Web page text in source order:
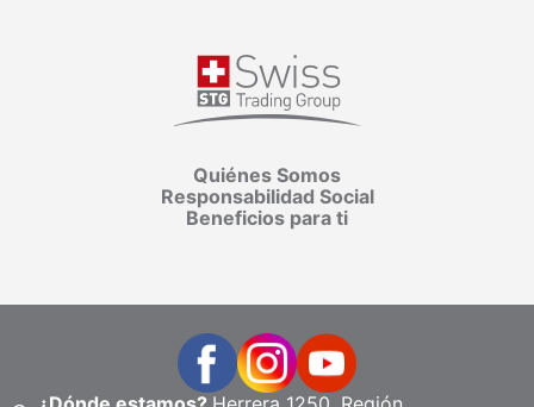
Quiénes Somos
Responsabilidad Social
Beneficios para ti